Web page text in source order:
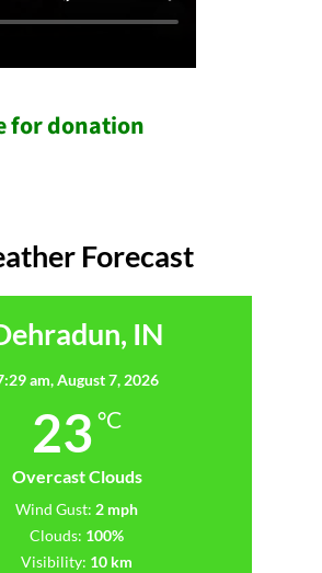
for donation
Forecast
IN
am,August 7, 2026
23 °C
Overcast Clouds
Wind Gust: 2 mph
Clouds: 100%
Visibility: 10 km